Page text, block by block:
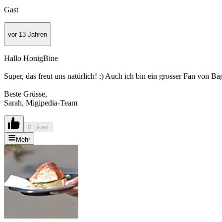
Gast
vor 13 Jahren
Hallo HonigBine
Super, das freut uns natürlich! :) Auch ich bin ein grosser Fan von
Beste Grüsse,
Sarah, Migipedia-Team
0 Likes
Mehr